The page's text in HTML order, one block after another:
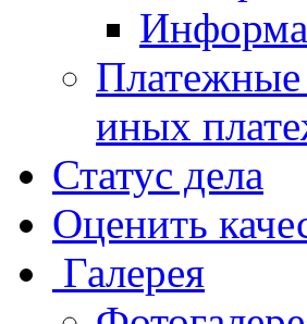
иных
Статус дела
Оценить
Галерея